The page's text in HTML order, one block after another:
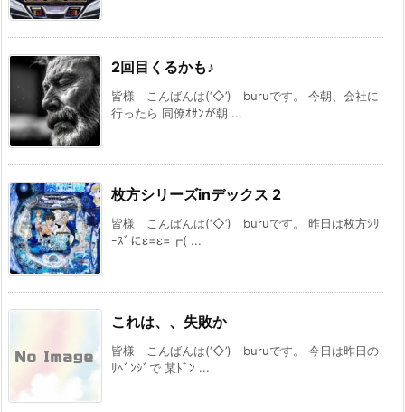
2回目くるかも♪
皆様 こんばんは(‘◇’)ゞburuです。 今朝、会社に
行ったら 同僚ｵｻﾝが朝 ...
枚方シリーズinデックス 2
皆様 こんばんは(‘◇’)ゞburuです。 昨日は枚方ｼﾘ
ｰｽﾞにε=ε=┏( ...
これは、、失敗か
皆様 こんばんは(‘◇’)ゞburuです。 今日は昨日の
ﾘﾍﾞﾝｼﾞで 某ﾄﾞﾝ ...